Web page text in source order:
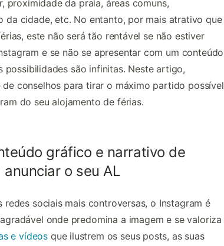
proximidade da praia, áreas comuns,
da cidade, etc. No entanto, por mais atrativo que
este não será tão rentável se não estiver
e se não se apresentar com um conteúdo
possibilidades são infinitas. Neste artigo,
de conselhos para tirar o máximo partido possível
do seu alojamento de férias.
gráfico e narrativo de
o seu AL
sociais mais controversas, o Instagram é
onde predomina a imagem e se valoriza
e vídeos que ilustrem os seus posts, as suas